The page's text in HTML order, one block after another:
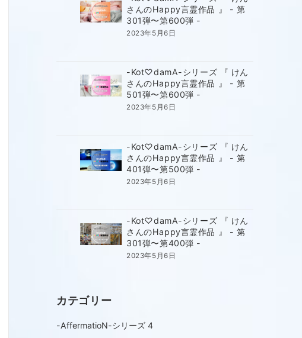
さんのHappy言霊作品 』 - 第
301弾〜第600弾 -
2023年5月6日
-Kot♡damA-シリーズ 『 けん
さんのHappy言霊作品 』 - 第
501弾〜第600弾 -
2023年5月6日
-Kot♡damA-シリーズ 『 けん
さんのHappy言霊作品 』 - 第
401弾〜第500弾 -
2023年5月6日
-Kot♡damA-シリーズ 『 けん
さんのHappy言霊作品 』 - 第
301弾〜第400弾 -
2023年5月6日
カテゴリー
-AffermatioN-シリーズ 4